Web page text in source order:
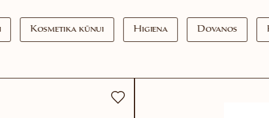
Kosmetika kūnui Higiena Dovanos